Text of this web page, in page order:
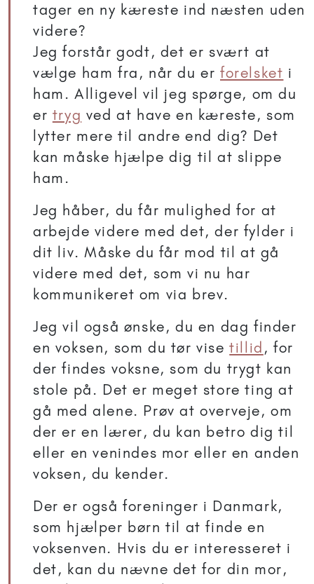
tager en ny kæreste ind næsten uden
videre?
Jeg forstår godt, det er svært at
vælge ham fra, når du erforelsket i
ham. Alligevel vil jeg spørge, om du
er tryg ved at have en kæreste, som
lytter mere til andre end dig? Det
kan måske hjælpe dig til at slippe
ham.
Jeg håber, du får mulighed for at
arbejde videre med det, der fylder i
dit liv. Måske du får mod til at gå
videre med det, som vi nu har
kommunikeret om via brev.
Jeg vil også ønske, du en dag finder
en voksen, som du tør visetillid , for
der findes voksne, som du trygt kan
stole på. Det er meget store ting at
gå med alene. Prøv at overveje, om
der er en lærer, du kan betro dig til
eller en venindes mor eller en anden
voksen, du kender.
Der er også foreninger i Danmark,
som hjælper børn til at finde en
voksenven. Hvis du er interesseret i
det, kan du nævne det for din mor,